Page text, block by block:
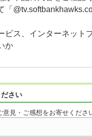
ス、インターネット
か
さい
意見・ご感想をお寄せくださ